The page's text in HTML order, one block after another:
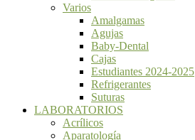
Varios
Amalgamas
Agujas
Baby-Dental
Cajas
Estudiantes 2024-2025
Refrigerantes
Suturas
LABORATORIOS
Acrílicos
Aparatología